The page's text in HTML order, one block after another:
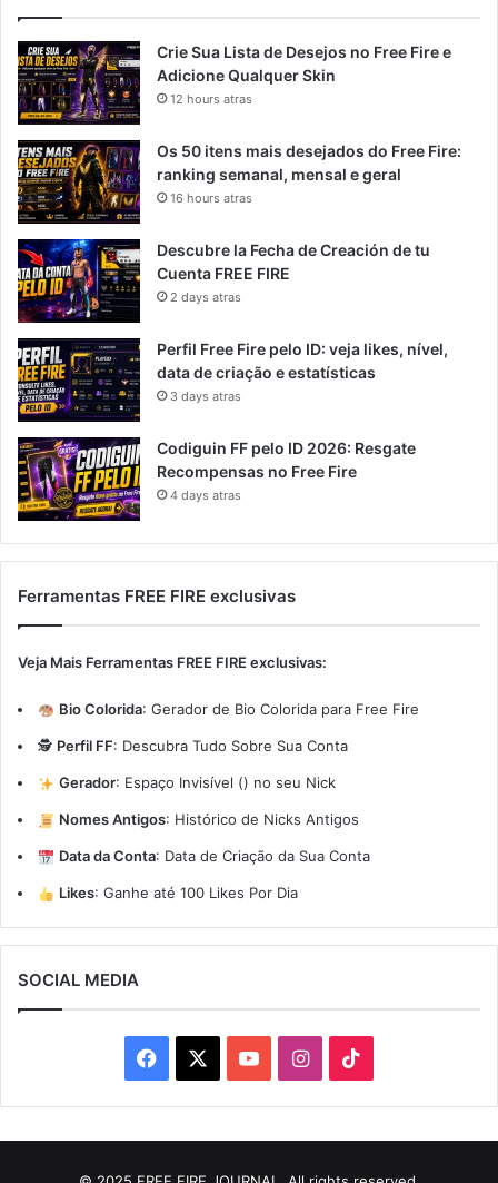
Crie Sua Lista de Desejos no Free Fire e
Adicione Qualquer Skin
12 hours atras
Os 50 itens mais desejados do Free Fire:
ranking semanal, mensal e geral
16 hours atras
Descubre la Fecha de Creación de tu
Cuenta FREE FIRE
2 days atras
Perfil Free Fire pelo ID: veja likes, nível,
data de criação e estatísticas
3 days atras
Codiguin FF pelo ID 2026: Resgate
Recompensas no Free Fire
4 days atras
Ferramentas FREE FIRE exclusivas
Veja Mais Ferramentas FREE FIRE exclusivas:
Bio Colorida: Gerador de Bio Colorida para Free Fire
🕵️ Perfil FF: Descubra Tudo Sobre Sua Conta
Gerador: Espaço Invisível (ㅤ) no seu Nick
Nomes Antigos: Histórico de Nicks Antigos
Data da Conta: Data de Criação da Sua Conta
Likes: Ganhe até 100 Likes Por Dia
SOCIAL MEDIA
Facebook YouTubeInstagram